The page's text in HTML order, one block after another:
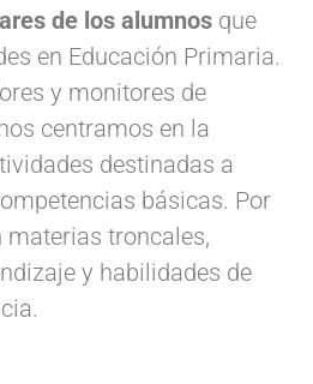
de los alumnos que
en Educación Primaria.
y monitores de
centramos en la
destinadas a
básicas. Por
troncales,
y habilidades de